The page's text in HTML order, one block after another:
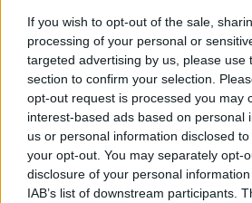
If you wish to opt-out of the sale,
processing of your personal or
targeted advertising by us, please use
section to confirm your selection.
opt-out request is processed you may
interest-based ads based on personal
us or personal information disclosed
your opt-out. You may separately opt-
disclosure of your personal
IAB’s list of downstream participants.
E-SPAnsiva, esce la terza
Raffaella Dallarda che
italiane